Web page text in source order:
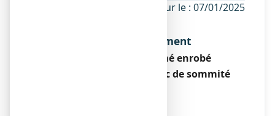
ANSM - Mis à jour le : 07/01/2025
Dénomination du médicament
PROSOFT, comprimé enrobé
Millepertuis (extrait sec de sommité